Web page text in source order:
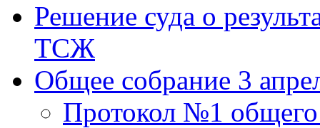
Решение суда о
ТСЖ
Общее собрание 3
Протокол №1